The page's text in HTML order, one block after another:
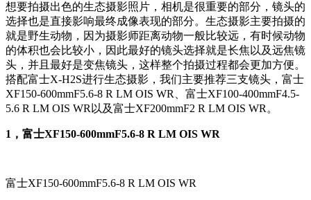
想要拍摄出色的生态摄影照片，相机是很重要的部分，镜头的
选择也是直接影响最终成像表现的部分。生态摄影主要拍摄的
就是野生动物，因为摄影师距离动物一般比较远，有时候动物
的体积也会比较小，因此最好的镜头选择就是长焦以及远焦镜
头，并且最好是变焦镜头，这样整个拍摄过程都会更加方便。
搭配富士X-H2S进行生态摄影，我们主要推荐三支镜头，富士
XF150-600mmF5.6-8 R LM OIS WR、富士XF100-400mmF4.5-
5.6 R LM OIS WR以及富士XF200mmF2 R LM OIS WR。
1，富士XF150-600mmF5.6-8 R LM OIS WR
富士XF150-600mmF5.6-8 R LM OIS WR